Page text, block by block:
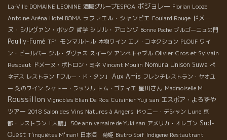
La-Ville DOMAINE LEONINE 酒販グループESPOA ボジョレー Florian Looze
Antoine Aréna Hotel BOMA ラファエル・シャンピエ Foulard Rouge ドメー
ヌ・シルヴァン・ボック 哲学 シリル・アロンゾ Bonne Peche ブルゴーニュの門
Pouilly-Fumé TF1 モンマルトル 本物ワイン エノ・コネクション PLOUF ワイ
ン・ビールバー ジル・ダヴァス スイーツ アンペキャブル Olivier Cros et Sylvain
Respaut ドメーヌ・ポトロン・ミネ Vincent Moulin Nomura Unison Suwa ぺ
ネデス レストラン「フルー・ド・タン」 Aux Amis フレンチレストラン・ヤオユ
ー 剣のワイン シャトー・ラッソル トム・ゴティエ 星川さん Madmoiselle M
Roussillon Vignobles Elian Da Ros Cuisinier Yuji san エスポア・よろずや
ツアー 2018 Salon des Vins Natures à Angers ドゥニー・デシャン Lune 京
都・レストラン「大鵬」
50e anniversaire de Yuki san アメリカ・オレゴン Sud-
Ouest T'inquiètes M'man! 日本酒 菊姫 Bistro Soif Indigene Restautrant